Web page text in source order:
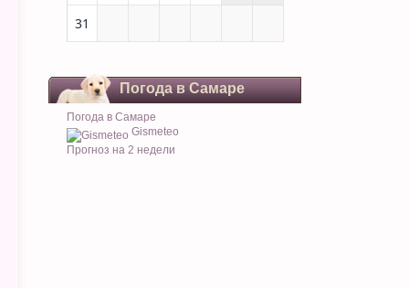
31
Погода в Самаре
Погода в Самаре
Gismeteo
Прогноз на 2 недели